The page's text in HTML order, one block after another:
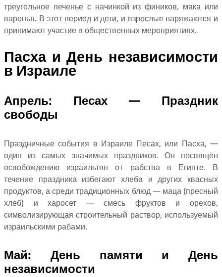
треугольное печенье с начинкой из фиников, мака или
варенья. В этот период и дети, и взрослые наряжаются и
принимают участие в общественных мероприятиях.
Пасха и День независимости
в Израиле
Апрель: Песах — Праздник
свободы
Праздничные события в Израиле Песах, или Пасха, —
один из самых значимых праздников. Он посвящён
освобождению израильтян от рабства в Египте. В
течение праздника избегают хлеба и других квасных
продуктов, а среди традиционных блюд — маца (пресный
хлеб) и харосет — смесь фруктов и орехов,
символизирующая строительный раствор, используемый
израильскими рабами.
Май: День памяти и День
независимости